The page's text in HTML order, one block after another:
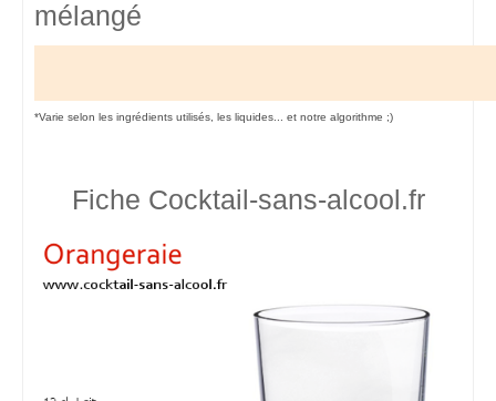
mélangé
*Varie selon les ingrédients utilisés, les liquides... et notre algorithme ;)
Fiche Cocktail-sans-alcool.fr